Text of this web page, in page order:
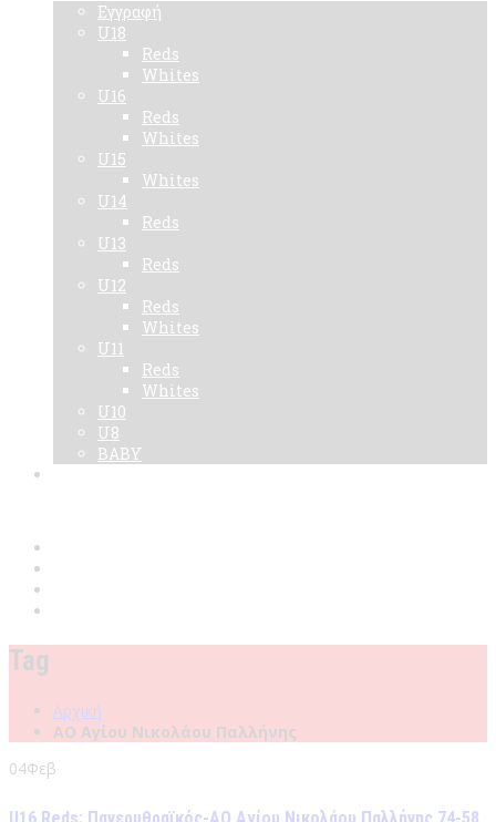
Εγγραφή
U18
Reds
Whites
U16
Reds
Whites
U15
Whites
U14
Reds
U13
Reds
U12
Reds
Whites
U11
Reds
Whites
U10
U8
BABY
Tag
Αρχική
ΑΟ Αγίου Νικολάου Παλλήνης
04Φεβ